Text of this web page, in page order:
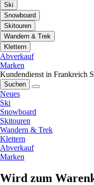
Ski
Snowboard
Skitouren
Wandern & Trek
Klettern
Abverkauf
Marken
Kundendienst in Frankreich
Suchen
Neues
Ski
Snowboard
Skitouren
Wandern & Trek
Klettern
Abverkauf
Marken
Wird zum